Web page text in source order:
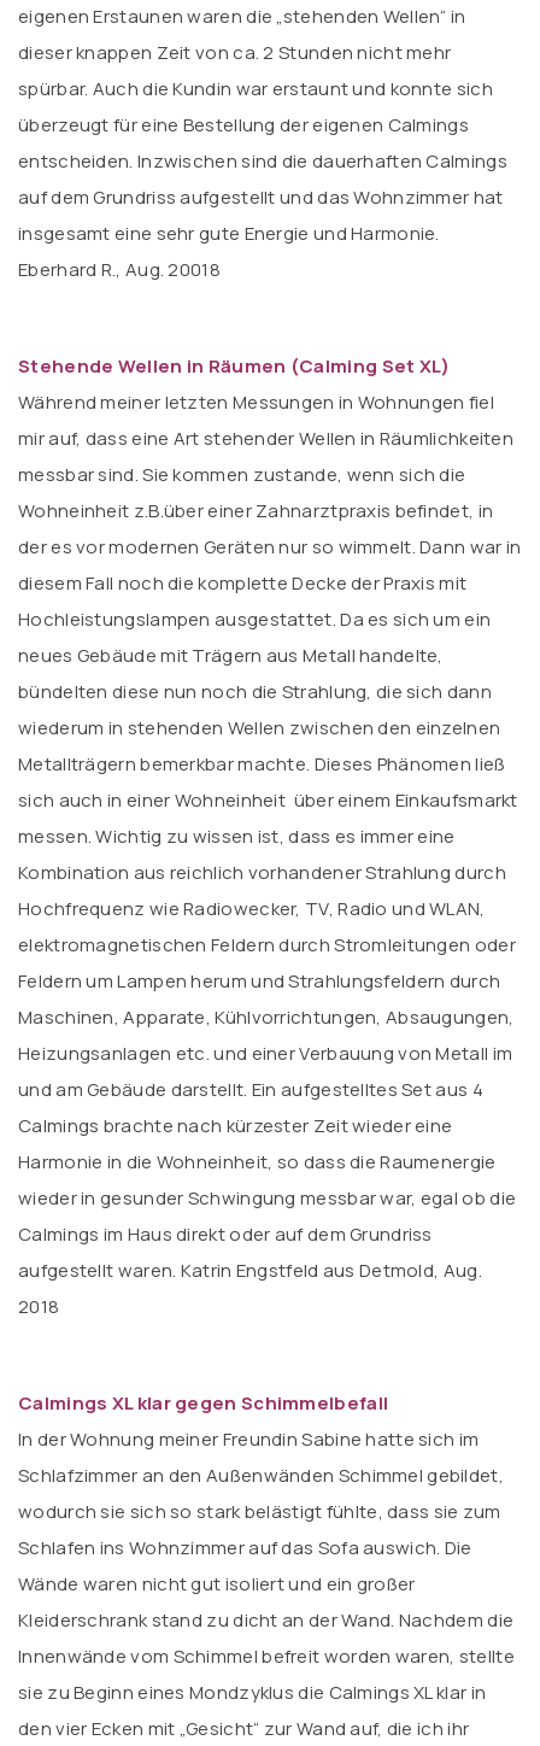
eigenen Erstaunen waren die „stehenden Wellen“ in
dieser knappen Zeit von ca. 2 Stunden nicht mehr
spürbar. Auch die Kundin war erstaunt und konnte sich
überzeugt für eine Bestellung der eigenen Calmings
entscheiden. Inzwischen sind die dauerhaften Calmings
auf dem Grundriss aufgestellt und das Wohnzimmer hat
insgesamt eine sehr gute Energie und Harmonie.
Eberhard R., Aug. 20018
Stehende Wellen in Räumen (Calming Set XL)
Während meiner letzten Messungen in Wohnungen fiel
mir auf, dass eine Art stehender Wellen in Räumlichkeiten
messbar sind. Sie kommen zustande, wenn sich die
Wohneinheit z.B.über einer Zahnarztpraxis befindet, in
der es vor modernen Geräten nur so wimmelt. Dann war in
diesem Fall noch die komplette Decke der Praxis mit
Hochleistungslampen ausgestattet. Da es sich um ein
neues Gebäude mit Trägern aus Metall handelte,
bündelten diese nun noch die Strahlung, die sich dann
wiederum in stehenden Wellen zwischen den einzelnen
Metallträgern bemerkbar machte. Dieses Phänomen ließ
sich auch in einer Wohneinheit über einem Einkaufsmarkt
messen. Wichtig zu wissen ist, dass es immer eine
Kombination aus reichlich vorhandener Strahlung durch
Hochfrequenz wie Radiowecker, TV, Radio und WLAN,
elektromagnetischen Feldern durch Stromleitungen oder
Feldern um Lampen herum und Strahlungsfeldern durch
Maschinen, Apparate, Kühlvorrichtungen, Absaugungen,
Heizungsanlagen etc. und einer Verbauung von Metall im
und am Gebäude darstellt. Ein aufgestelltes Set aus 4
Calmings brachte nach kürzester Zeit wieder eine
Harmonie in die Wohneinheit, so dass die Raumenergie
wieder in gesunder Schwingung messbar war, egal ob die
Calmings im Haus direkt oder auf dem Grundriss
aufgestellt waren. Katrin Engstfeld aus Detmold, Aug.
2018
Calmings XL klar gegen Schimmelbefall
In der Wohnung meiner Freundin Sabine hatte sich im
Schlafzimmer an den Außenwänden Schimmel gebildet,
wodurch sie sich so stark belästigt fühlte, dass sie zum
Schlafen ins Wohnzimmer auf das Sofa auswich. Die
Wände waren nicht gut isoliert und ein großer
Kleiderschrank stand zu dicht an der Wand. Nachdem die
Innenwände vom Schimmel befreit worden waren, stellte
sie zu Beginn eines Mondzyklus die Calmings XL klar in
den vier Ecken mit „Gesicht“ zur Wand auf, die ich ihr